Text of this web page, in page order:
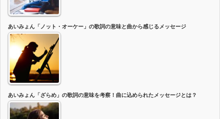
あいみょん「ノット・オーケー」の歌詞の意味と曲から感じるメッセージ
あいみょん「ざらめ」の歌詞の意味を考察！曲に込められたメッセージとは？